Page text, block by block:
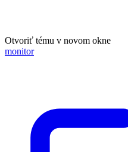
Otvoriť tému v novom okne
monitor